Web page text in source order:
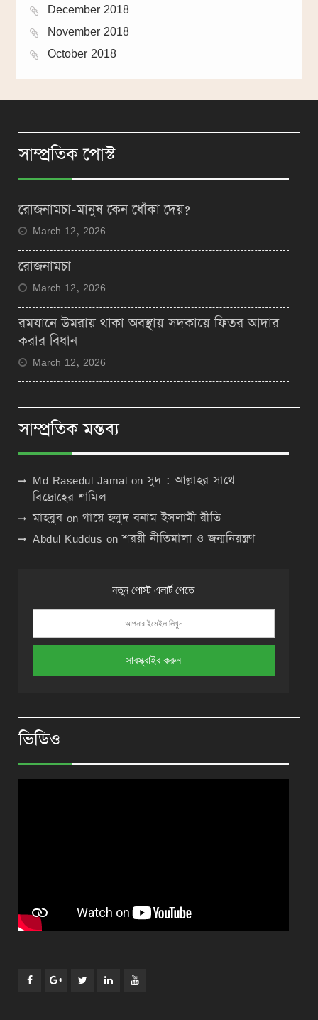
December 2018
November 2018
October 2018
সাম্প্রতিক পোস্ট
রোজনামচা-মানুষ কেন ধোঁকা দেয়?
March 12, 2026
রোজনামচা
March 12, 2026
রমযানে উমরায় থাকা অবস্থায় সদকায়ে ফিতর আদার
করার বিধান
March 12, 2026
সাম্প্রতিক মন্তব্য
Md Rasedul Jamal onসুদ : আল্লাহর সাথে
বিদ্রোহের শামিল
মাহবুবonগায়ে হলুদ বনাম ইসলামী রীতি
Abdul Kuddus onশরয়ী নীতিমালা ও জন্মনিয়ন্ত্রণ
নতুন পোস্ট এলার্ট পেতে
ভিডিও